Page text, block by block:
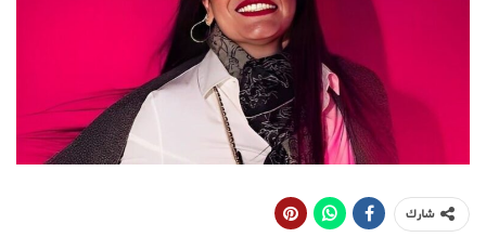
شارك